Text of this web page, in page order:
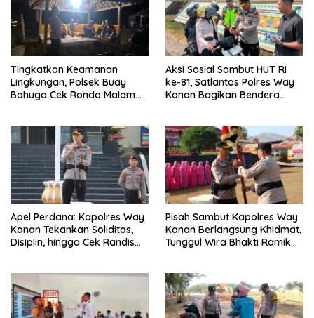
Tingkatkan Keamanan
Lingkungan, Polsek Buay
Bahuga Cek Ronda Malam
Aksi Sosial Sambut HUT RI
ke-81, Satlantas Polres Way
Kanan Bagikan Bendera
Apel Perdana: Kapolres Way
Kanan Tekankan Soliditas,
Disiplin, hingga Cek Randis
Pisah Sambut Kapolres Way
Kanan Berlangsung Khidmat,
Tunggul Wira Bhakti Ramik